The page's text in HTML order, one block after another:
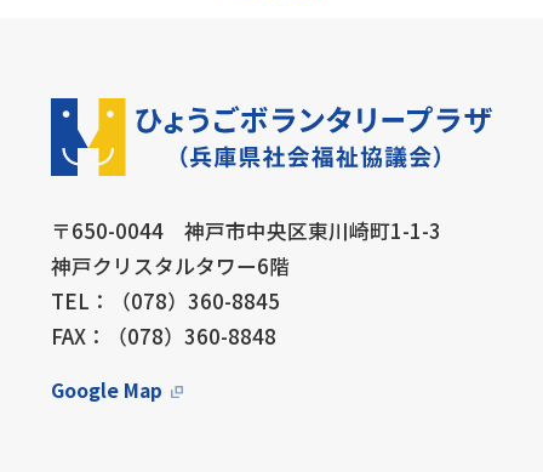
〒650-0044 神戸市中央区東川崎町1-1-3
神戸クリスタルタワー6階
TEL：（078）360-8845
FAX：（078）360-8848
Google Map